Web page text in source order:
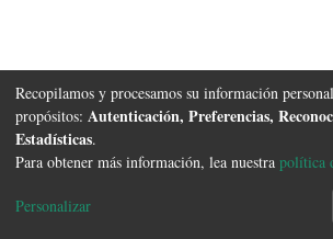
Software DSpacecopyright © 2002-
Configuración de
Recopilamos y procesamos su información
propósitos: Autenticación, Preferencias,
Estadísticas.
Para obtener más información, lea nuestra política
Personalizar